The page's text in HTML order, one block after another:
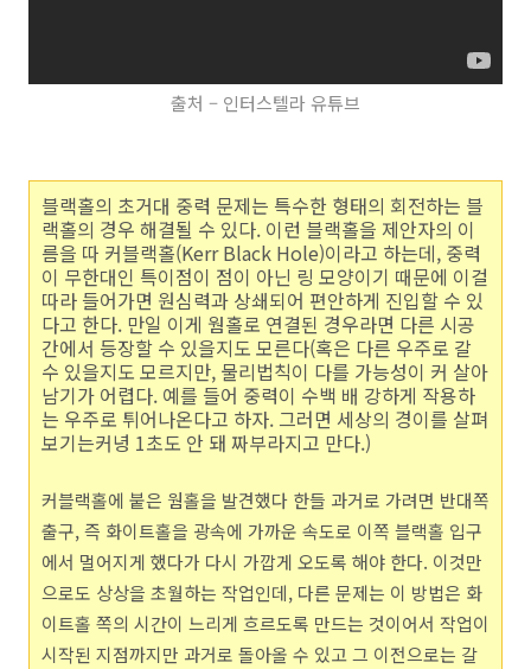
출처 – 인터스텔라 유튜브
블랙홀의 초거대 중력 문제는 특수한 형태의 회전하는 블
랙홀의 경우 해결될 수 있다. 이런 블랙홀을 제안자의 이
름을 따 커블랙홀(Kerr Black Hole)이라고 하는데, 중력
이 무한대인 특이점이 점이 아닌 링 모양이기 때문에 이걸
따라 들어가면 원심력과 상쇄되어 편안하게 진입할 수 있
다고 한다. 만일 이게 웜홀로 연결된 경우라면 다른 시공
간에서 등장할 수 있을지도 모른다(혹은 다른 우주로 갈
수 있을지도 모르지만, 물리법칙이 다를 가능성이 커 살아
남기가 어렵다. 예를 들어 중력이 수백 배 강하게 작용하
는 우주로 튀어나온다고 하자. 그러면 세상의 경이를 살펴
보기는커녕 1초도 안 돼 짜부라지고 만다.)
커블랙홀에 붙은 웜홀을 발견했다 한들 과거로 가려면 반대쪽
출구, 즉 화이트홀을 광속에 가까운 속도로 이쪽 블랙홀 입구
에서 멀어지게 했다가 다시 가깝게 오도록 해야 한다. 이것만
으로도 상상을 초월하는 작업인데, 다른 문제는 이 방법은 화
이트홀 쪽의 시간이 느리게 흐르도록 만드는 것이어서 작업이
시작된 지점까지만 과거로 돌아올 수 있고 그 이전으로는 갈